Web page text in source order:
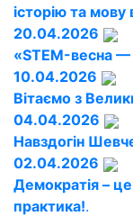
історію та мову
20.04.2026
«STEM-весна
10.04.2026
Вітаємо з
04.04.2026
Навздогін
02.04.2026
Демократія –
практика!.